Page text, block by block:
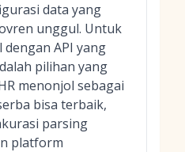
data yang
unggul. Untuk
API yang
pilihan yang
menonjol sebagai
bisa terbaik,
parsing
platform